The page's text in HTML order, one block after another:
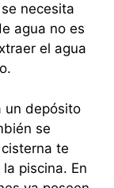
necesita
agua no es
el agua
un depósito
se
te
piscina. En